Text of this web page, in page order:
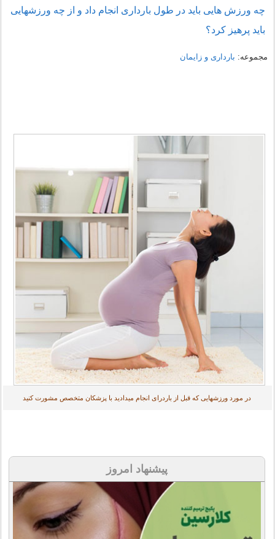
چه ورزش هایی باید در طول بارداری انجام داد و از چه ورزشهایی
باید پرهیز کرد؟
مجموعه: بارداری و زایمان
در مورد ورزشهایی که قبل از باردرای انجام میدادید با پزشکان متخصص مشورت کنید
پیشنهاد امروز